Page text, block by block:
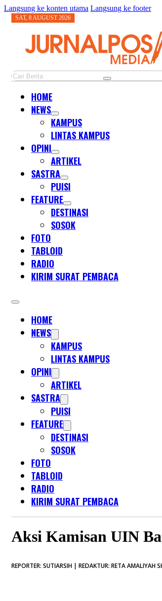
Langsung ke konten utama Langsung ke footer
SAT, 8 AUGUST 2026
Cari
HOME
NEWS
KAMPUS
LINTAS KAMPUS
OPINI
ARTIKEL
SASTRA
PUISI
FEATURE
DESTINASI
SOSOK
FOTO
TABLOID
RADIO
KIRIM SURAT PEMBACA
HOME
NEWS
KAMPUS
LINTAS KAMPUS
OPINI
ARTIKEL
SASTRA
PUISI
FEATURE
DESTINASI
SOSOK
FOTO
TABLOID
RADIO
KIRIM SURAT PEMBACA
Aksi Kamisan UIN
REPORTER: SUTIARSIH | REDAKTUR: RETA AMALIYAH